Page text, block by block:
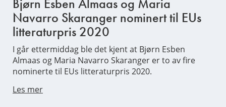
Bjørn Esben Almaas og Maria
Navarro Skaranger nominert til EUs
litteraturpris 2020
I går ettermiddag ble det kjent at Bjørn Esben
Almaas og Maria Navarro Skaranger er to av fire
nominerte til EUs litteraturpris 2020.
Les mer